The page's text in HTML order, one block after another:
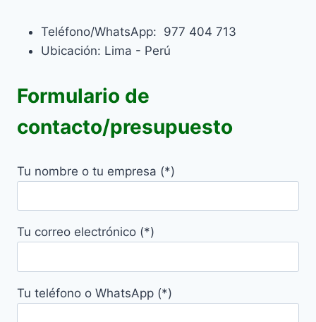
Teléfono/WhatsApp: 977 404 713
Ubicación: Lima - Perú
Formulario de
contacto/presupuesto
Tu nombre o tu empresa (*)
Tu correo electrónico (*)
Tu teléfono o WhatsApp (*)